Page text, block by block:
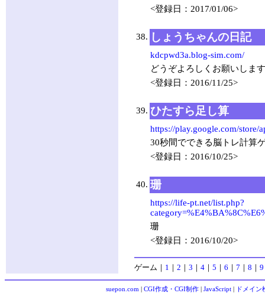
<登録日：2017/01/06>
38. しょうちゃんの日記
kdcpwd3a.blog-sim.com/
どうぞよろしくお願いします
<登録日：2016/11/25>
39. ひたすら足し算
https://play.google.com/store/
30秒間でできる脳トレ計算
<登録日：2016/10/25>
40. 珊
https://life-pt.net/list.php?
珊
<登録日：2016/10/20>
ゲーム ｜ 1 ｜ 2 ｜ 3 ｜ 4 ｜ 5 ｜ 6 ｜ 7 ｜ 8 ｜ 9
suepon.com CGI作成・CGI制作| JavaScript| ドメイン